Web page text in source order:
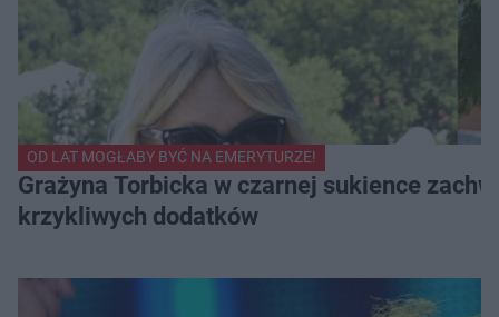
OD LAT MOGŁABY BYĆ NA EMERYTURZE!
Grażyna Torbicka w czarnej sukience
krzykliwych dodatków